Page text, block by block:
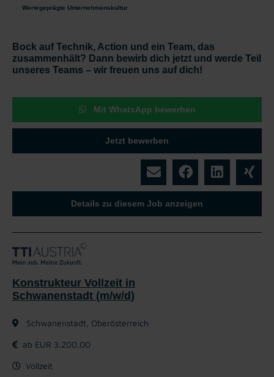
Wertegeprägte Unternehmenskultur
Bock auf Technik, Action und ein Team, das
zusammenhält? Dann bewirb dich jetzt und werde Teil
unseres Teams – wir freuen uns auf dich!
Mit WhatsApp bewerben
Jetzt bewerben
Details zu diesem Job anzeigen
Konstrukteur Vollzeit in
Schwanenstadt (m/w/d)
Schwanenstadt, Oberösterreich
ab EUR 3.200,00
Vollzeit